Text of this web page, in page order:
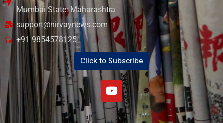
Mumbai State: Maharashtra
support@nirvaynews.com
+91 9854578125
Click to Subscribe